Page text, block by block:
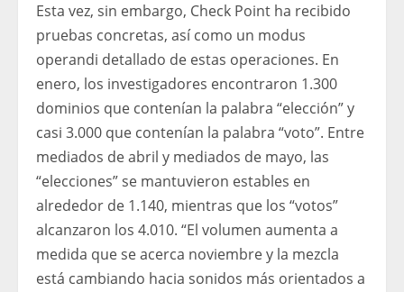
Esta vez, sin embargo, Check Point ha recibido
pruebas concretas, así como un modus
operandi detallado de estas operaciones. En
enero, los investigadores encontraron 1.300
dominios que contenían la palabra “elección” y
casi 3.000 que contenían la palabra “voto”. Entre
mediados de abril y mediados de mayo, las
“elecciones” se mantuvieron estables en
alrededor de 1.140, mientras que los “votos”
alcanzaron los 4.010. “El volumen aumenta a
medida que se acerca noviembre y la mezcla
está cambiando hacia sonidos más orientados a